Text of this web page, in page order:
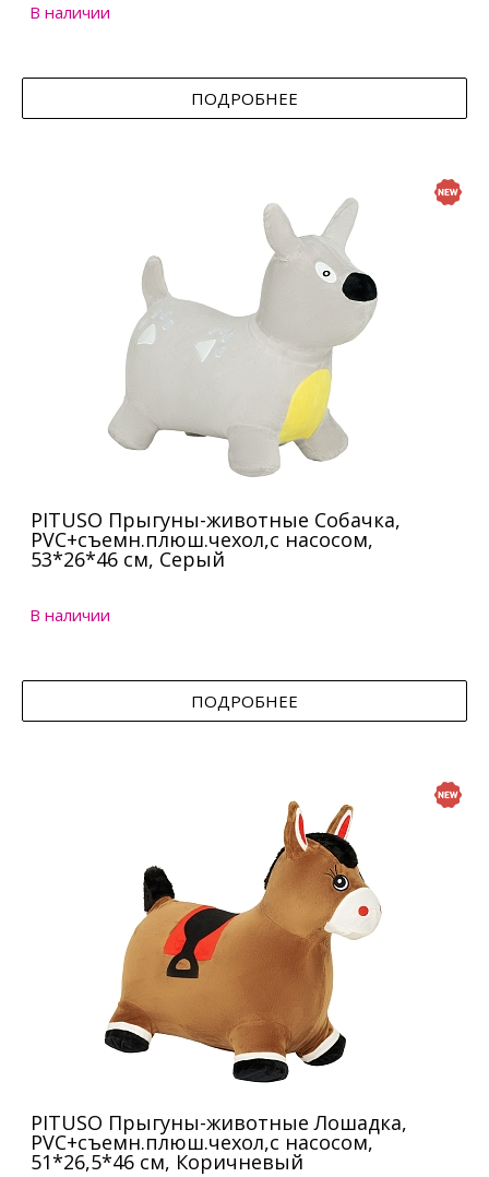
В наличии
ПОДРОБНЕЕ
PITUSO Прыгуны-животные Собачка,
PVC+съемн.плюш.чехол,с насосом,
53*26*46 см, Серый
В наличии
ПОДРОБНЕЕ
PITUSO Прыгуны-животные Лошадка,
PVC+съемн.плюш.чехол,с насосом,
51*26,5*46 см, Коричневый